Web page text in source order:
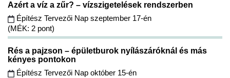
Azért a víz a zűr? – vízszigetelések rendszerben
Építész Tervezői Nap szeptember 17-én
(MÉK: 2 pont)
Rés a pajzson – épületburok nyílászáróknál és más
kényes pontokon
Építész Tervezői Nap október 15-én